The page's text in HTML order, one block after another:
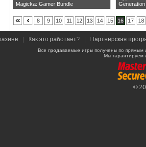
Magicka: Gamer Bundle
8 9 10 11 12 13 14 15 16 17 18
Как это работает? Партнерская
Все продаваемые игры получены по
Мы гарантируем
©